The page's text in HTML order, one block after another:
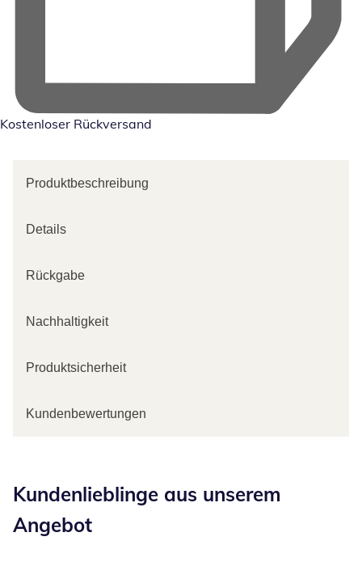
Kostenloser Rückversand
Produktbeschreibung
Details
Rückgabe
Nachhaltigkeit
Produktsicherheit
Kundenbewertungen
Kundenlieblinge aus unserem
Angebot